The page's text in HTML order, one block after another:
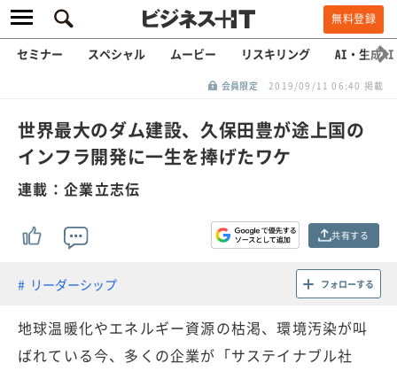
無料登録
セミナー スペシャル ムービー リスキリング AI・生成AI
会員限定 2019/09/11 06:40 掲載
世界最大のダム建設、久保田豊が途上国の
インフラ開発に一生を捧げたワケ
連載：企業立志伝
共有する
リーダーシップ フォローする
地球温暖化やエネルギー資源の枯渇、環境汚染が叫
ばれている今、多くの企業が「サステイナブル社